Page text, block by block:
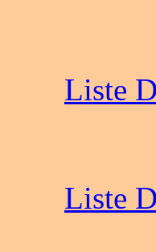
Liste
Liste